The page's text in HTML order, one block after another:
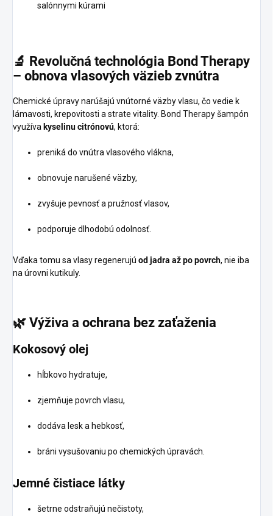
salónnymi kúrami
🔬 Revolučná technológia Bond Therapy
– obnova vlasových väzieb zvnútra
Chemické úpravy narúšajú vnútorné väzby vlasu, čo vedie k
lámavosti, krepovitosti a strate vitality. Bond Therapy šampón
využíva kyselinu citrónovú, ktorá:
preniká do vnútra vlasového vlákna,
obnovuje narušené väzby,
zvyšuje pevnosť a pružnosť vlasov,
podporuje dlhodobú odolnosť.
Vďaka tomu sa vlasy regenerujú od jadra až po povrch, nie iba
na úrovni kutikuly.
🌿 Výživa a ochrana bez zaťaženia
Kokosový olej
hĺbkovo hydratuje,
zjemňuje povrch vlasu,
dodáva lesk a hebkosť,
bráni vysušovaniu po chemických úpravách.
Jemné čistiace látky
šetrne odstraňujú nečistoty,